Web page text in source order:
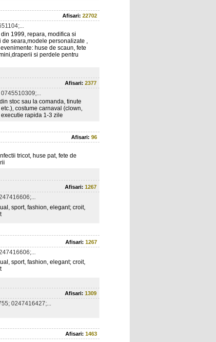
Afisari: 22702
1999, repara, modifica si
seara,modele personalizate ,
huse de scaun, fete
si perdele pentru
Afisari: 2377
stoc sau la comanda, tinute
costume carnaval (clown,
rapida 1-3 zile
Afisari: 96
tricot, huse pat, fete de
Afisari: 1267
sport, fashion, elegant; croit,
Afisari: 1267
sport, fashion, elegant; croit,
Afisari: 1309
0247416427;...
Afisari: 1463